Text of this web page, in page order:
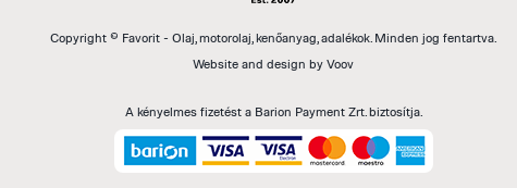
Copyright © Favorit - Olaj, motorolaj, kenőanyag, adalékok. Minden jog fentartva.
Website and design by Voov
A kényelmes fizetést a Barion Payment Zrt. biztosítja.